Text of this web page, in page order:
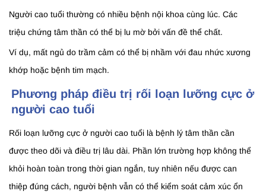
Người cao tuổi thường có nhiều bệnh nội khoa cùng lúc. Các
triệu chứng tâm thần có thể bị lu mờ bởi vấn đề thể chất.
Ví dụ, mất ngủ do trầm cảm có thể bị nhầm với đau nhức xương
khớp hoặc bệnh tim mạch.
Phương pháp điều trị rối loạn lưỡng cực ở
người cao tuổi
Rối loạn lưỡng cực ở người cao tuổi là bệnh lý tâm thần cần
được theo dõi và điều trị lâu dài. Phần lớn trường hợp không thể
khỏi hoàn toàn trong thời gian ngắn, tuy nhiên nếu được can
thiệp đúng cách, người bệnh vẫn có thể kiểm soát cảm xúc ổn